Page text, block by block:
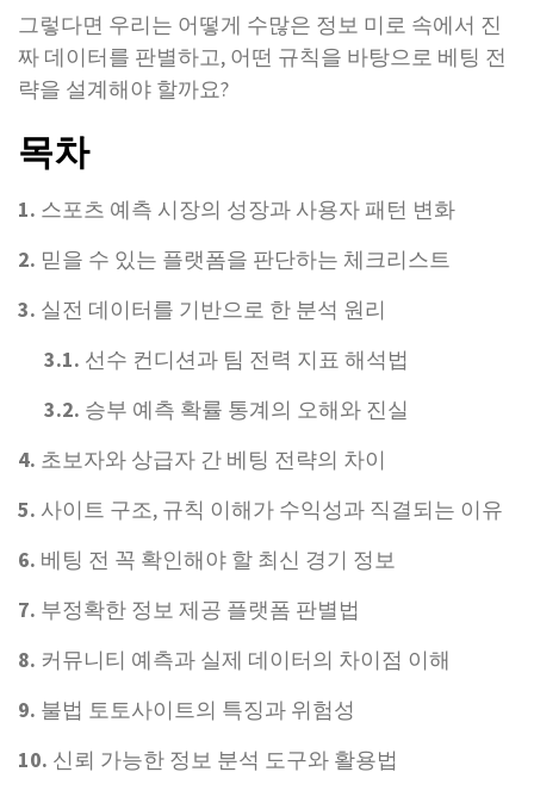
그렇다면 우리는 어떻게 수많은 정보 미로 속에서 진
짜 데이터를 판별하고, 어떤 규칙을 바탕으로 베팅 전
략을 설계해야 할까요?
목차
1. 스포츠 예측 시장의 성장과 사용자 패턴 변화
2. 믿을 수 있는 플랫폼을 판단하는 체크리스트
3. 실전 데이터를 기반으로 한 분석 원리
3.1. 선수 컨디션과 팀 전력 지표 해석법
3.2. 승부 예측 확률 통계의 오해와 진실
4. 초보자와 상급자 간 베팅 전략의 차이
5. 사이트 구조, 규칙 이해가 수익성과 직결되는 이유
6. 베팅 전 꼭 확인해야 할 최신 경기 정보
7. 부정확한 정보 제공 플랫폼 판별법
8. 커뮤니티 예측과 실제 데이터의 차이점 이해
9. 불법 토토사이트의 특징과 위험성
10. 신뢰 가능한 정보 분석 도구와 활용법